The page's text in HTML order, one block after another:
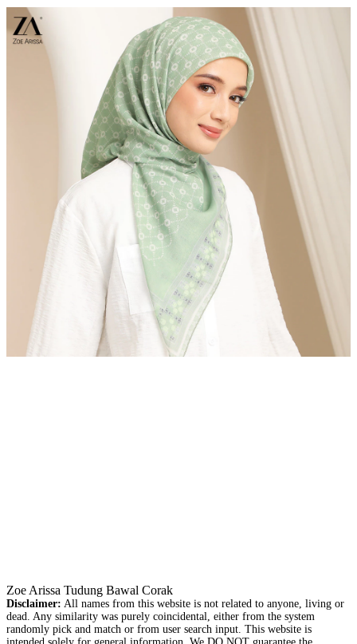
Zoe Arissa Tudung Bawal Corak
Disclaimer: All names from this website is not related to anyone, living or
dead. Any similarity was purely coincidental, either from the system
randomly pick and match or from user search input. This website is